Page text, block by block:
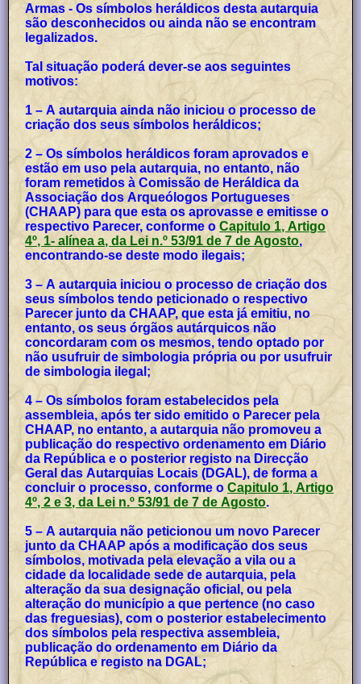
Armas - Os símbolos heráldicos desta autarquia
são desconhecidos ou ainda não se encontram
legalizados.
Tal situação poderá dever-se aos seguintes
motivos:
1 – A autarquia ainda não iniciou o processo de
criação dos seus símbolos heráldicos;
2 – Os símbolos heráldicos foram aprovados e
estão em uso pela autarquia, no entanto, não
foram remetidos à Comissão de Heráldica da
Associação dos Arqueólogos Portugueses
(CHAAP) para que esta os aprovasse e emitisse o
respectivo Parecer, conforme oCapitulo 1, Artigo
4º, 1- alínea a, da Lei n.º 53/91 de 7 de Agosto,
encontrando-se deste modo ilegais;
3 – A autarquia iniciou o processo de criação dos
seus símbolos tendo peticionado o respectivo
Parecer junto da CHAAP, que esta já emitiu, no
entanto, os seus órgãos autárquicos não
concordaram com os mesmos, tendo optado por
não usufruir de simbologia própria ou por usufruir
de simbologia ilegal;
4 – Os símbolos foram estabelecidos pela
assembleia, após ter sido emitido o Parecer pela
CHAAP, no entanto, a autarquia não promoveu a
publicação do respectivo ordenamento em Diário
da República e o posterior registo na Direcção
Geral das Autarquias Locais (DGAL), de forma a
concluir o processo, conforme oCapitulo 1, Artigo
4º, 2 e 3, da Lei n.º 53/91 de 7 de Agosto.
5 – A autarquia não peticionou um novo Parecer
junto da CHAAP após a modificação dos seus
símbolos, motivada pela elevação a vila ou a
cidade da localidade sede de autarquia, pela
alteração da sua designação oficial, ou pela
alteração do município a que pertence (no caso
das freguesias), com o posterior estabelecimento
dos símbolos pela respectiva assembleia,
publicação do ordenamento em Diário da
República e registo na DGAL;